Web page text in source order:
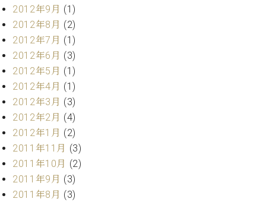
ア
フ
タ
ー
ー
ビ
ス
(調
律)
律
師
紹
介
2012年9月 (1)
2012年8月 (2)
2012年7月 (1)
2012年6月 (3)
2012年5月 (1)
2012年4月 (1)
2012年3月 (3)
2012年2月 (4)
2012年1月 (2)
2011年11月 (3)
2011年10月 (2)
2011年9月 (3)
2011年8月 (3)